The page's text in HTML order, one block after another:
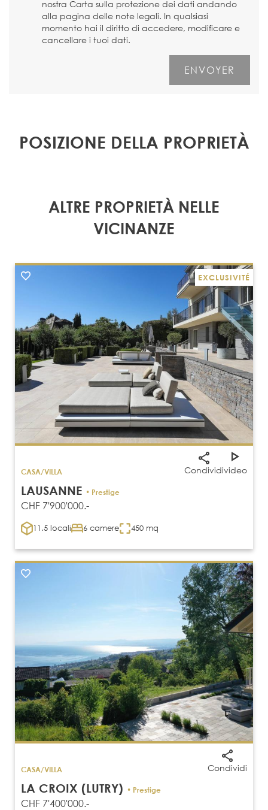
nostra Carta sulla protezione dei dati andando
alla pagina delle note legali. In qualsiasi
momento hai il diritto di accedere, modificare e
cancellare i tuoi dati.
POSIZIONE DELLA PROPRIETÀ
ALTRE PROPRIETÀ NELLE
VICINANZE
EXCLUSIVITÉ
Condividivideo
CASA/VILLA
LAUSANNE • Prestige
CHF 7'900'000.-
11.5 locali 6 camere 450 mq
Condividi
CASA/VILLA
LA CROIX (LUTRY) • Prestige
CHF 7'400'000.-